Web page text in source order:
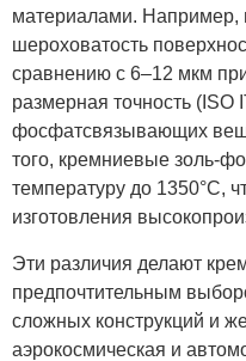
материалами. Например,
шероховатость
сравнению с 6–12 мкм
размерная точность (ISO
фосфатсвязывающих
того, кремниевые золь-
температуру до 1350°C,
изготовления
Эти различия делают
предпочтительным
сложных конструкций и
аэрокосмическая и